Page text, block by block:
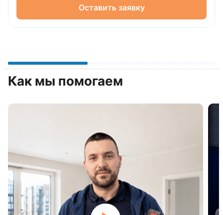
Оставить заявку
Как мы помогаем